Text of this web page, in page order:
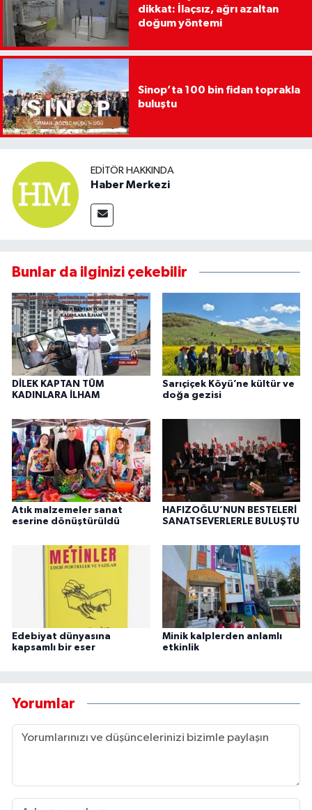
dikkat: İlaçsız, ağrı azaltan
doğum yöntemi
Sinop’ta 100 bin fidan toprakla
buluştu
EDITÖR HAKKINDA
Haber Merkezi
Bunlar da ilginizi çekebilir
DİLEK KAPTAN TÜM
KADINLARA İLHAM
Sarıçiçek Köyü’ne kültür ve
doğa gezisi
Atık malzemeler sanat
eserine dönüştürüldü
HAFIZOĞLU’NUN BESTELERİ
SANATSEVERLERLE BULUŞTU
Edebiyat dünyasına
kapsamlı bir eser
Minik kalplerden anlamlı
etkinlik
Yorumlar